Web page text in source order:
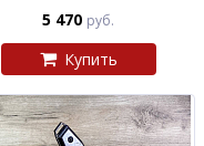
5 470 руб.
Купить